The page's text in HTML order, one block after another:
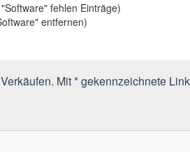
fehlen Einträge)
entfernen)
Mit * gekennzeichnete